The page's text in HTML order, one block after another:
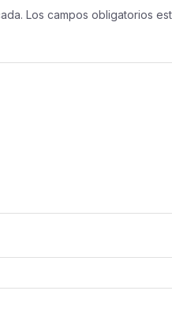
Los campos obligatorios